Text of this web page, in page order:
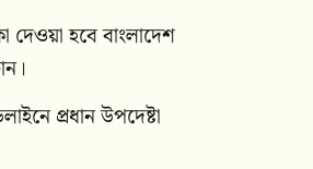
হবে বাংলাদেশ
প্রধান উপদেষ্টা